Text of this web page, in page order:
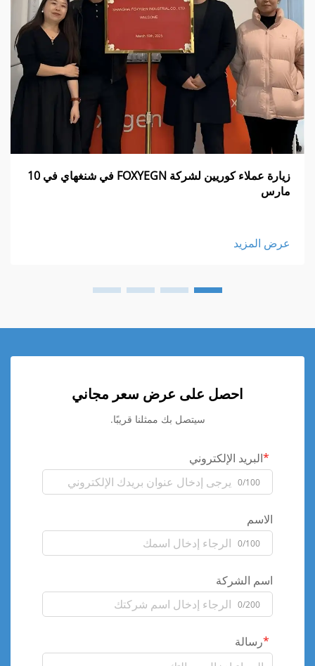
زيارة عملاء كوريين لشركة FOXYEGN في شنغهاي في 10
مارس
عرض المزيد
احصل على عرض سعر مجاني
سيتصل بك ممثلنا قريبًا.
البريد الإلكتروني
0/100
الاسم
0/100
اسم الشركة
0/200
رسالة